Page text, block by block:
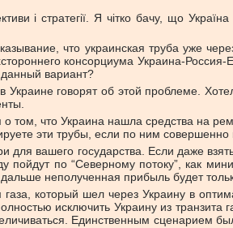
і стратегії. Я чітко бачу, що Україна
что украинская труба уже
консорциума Украина-
вариант?
говорят об этой проблеме.
том, что Украина нашла средства на
эти трубы, если по ним совершенно
вашего государства. Если даже
пойдут по “Северному потоку”, как
неполученная прибыль будет
который шел через Украину в
исключить Украину из транзита
Единственным сценарием